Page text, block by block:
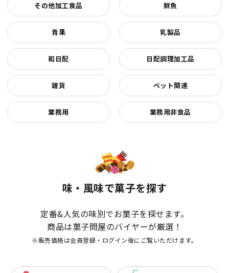
その他加工食品 鮮魚
青果 乳製品
和日配 日配調理加工品
雑貨 ペット関連
業務用 業務用非食品
味・風味で菓子を探す
定番&人気の味別でお菓子を探せます。
商品は菓子問屋のバイヤーが厳選！
※販売価格は会員登録・ログイン後にご覧いただけます。